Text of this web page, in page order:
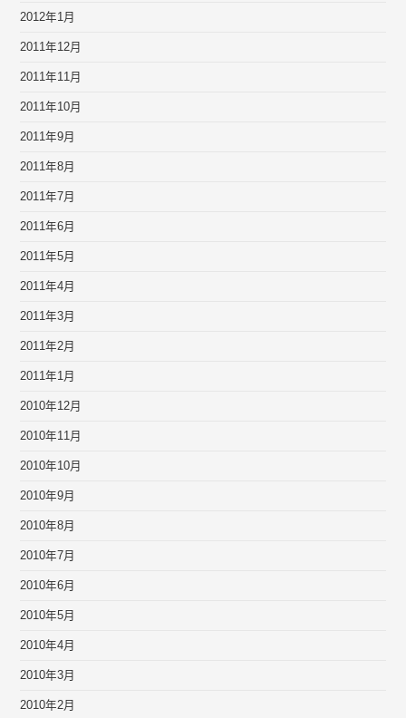
2012年1月
2011年12月
2011年11月
2011年10月
2011年9月
2011年8月
2011年7月
2011年6月
2011年5月
2011年4月
2011年3月
2011年2月
2011年1月
2010年12月
2010年11月
2010年10月
2010年9月
2010年8月
2010年7月
2010年6月
2010年5月
2010年4月
2010年3月
2010年2月